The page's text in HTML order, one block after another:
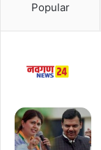
Popular